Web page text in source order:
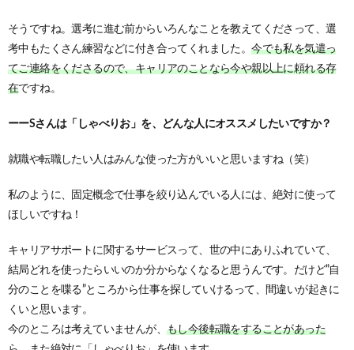
そうですね。選考に進む前からいろんなことを教えてくださって、選
考中もたくさん練習などに付き合ってくれました。今でも私を気遣っ
てご連絡をくださるので、キャリアのことなら今や親以上に頼れる存
在ですね。
ーーSさんは「しゃべりお」を、どんな人にオススメしたいですか？
就職や転職したい人はみんな使った方がいいと思いますね（笑）
私のように、固定概念で仕事を絞り込んでいる人には、絶対に使って
ほしいですね！
キャリアサポートに関するサービスって、世の中にありふれていて、
結局どれを使ったらいいのか分からなくなると思うんです。だけど”自
分のことを喋る”ところから仕事を探していけるって、間違いが起きに
くいと思います。
今のところは考えていませんが、 もし今後転職をすることがあった